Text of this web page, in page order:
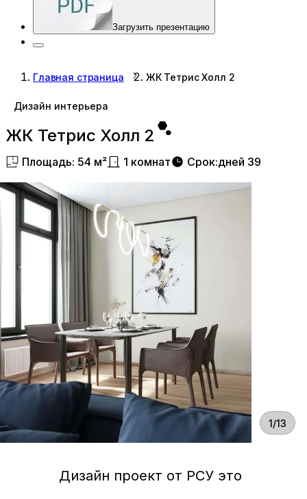
Загрузить презентацию
Главная страница ЖК Тетрис Холл 2
Дизайн интерьера
ЖК Тетрис Холл 2
Площадь: 54 м² 1 комнат Срок:дней 39
1/13
Дизайн проект от РСУ это